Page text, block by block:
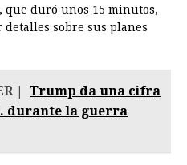
que duró unos 15 minutos,
sobre sus planes
|
Trump da una cifra
durante la guerra